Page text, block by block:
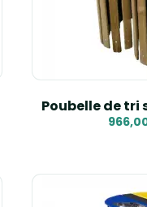
Poubelle de tri